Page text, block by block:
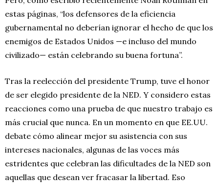
estas páginas, “los defensores de la eficiencia
gubernamental no deberían ignorar el hecho de que los
enemigos de Estados Unidos —e incluso del mundo
civilizado— están celebrando su buena fortuna”.
Tras la reelección del presidente Trump, tuve el honor
de ser elegido presidente de la NED. Y considero estas
reacciones como una prueba de que nuestro trabajo es
más crucial que nunca. En un momento en que EE.UU.
debate cómo alinear mejor su asistencia con sus
intereses nacionales, algunas de las voces más
estridentes que celebran las dificultades de la NED son
aquellas que desean ver fracasar la libertad. Eso